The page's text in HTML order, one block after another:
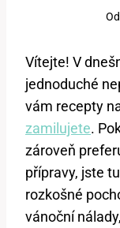
Od
Vítejte! V
jednoduché
vám recepty
zamilujete.
zároveň
přípravy, jste
rozkošné
vánoční